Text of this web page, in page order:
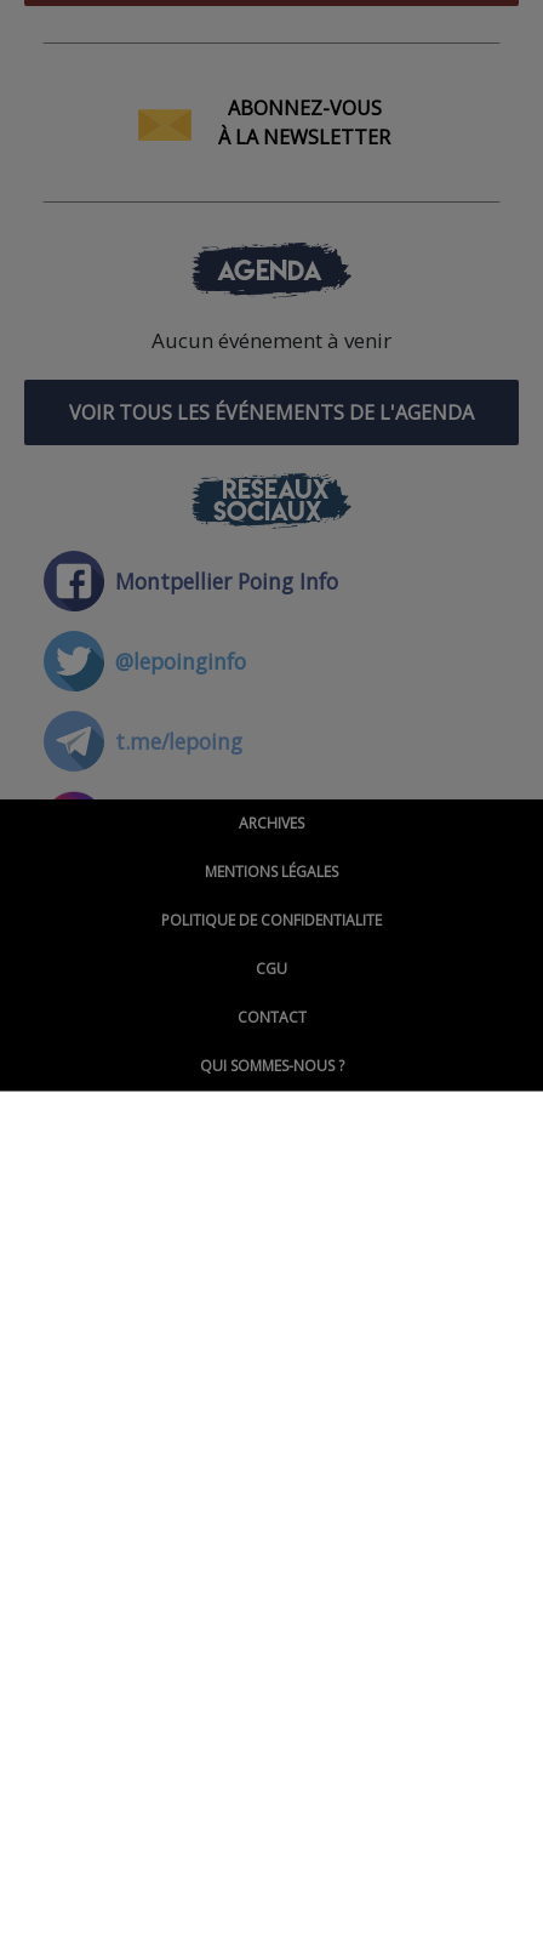
ABONNEZ-VOUS
À LA NEWSLETTER
AGENDA
Aucun événement à venir
VOIR TOUS LES ÉVÉNEMENTS DE L'AGENDA
RÉSEAUX
SOCIAUX
Montpellier Poing Info
@lepoinginfo
t.me/lepoing
@montpellierpoinginfo
@LePoingMontpellier
ARCHIVES
MENTIONS LÉGALES
POLITIQUE DE CONFIDENTIALITE
CGU
CONTACT
QUI SOMMES-NOUS ?